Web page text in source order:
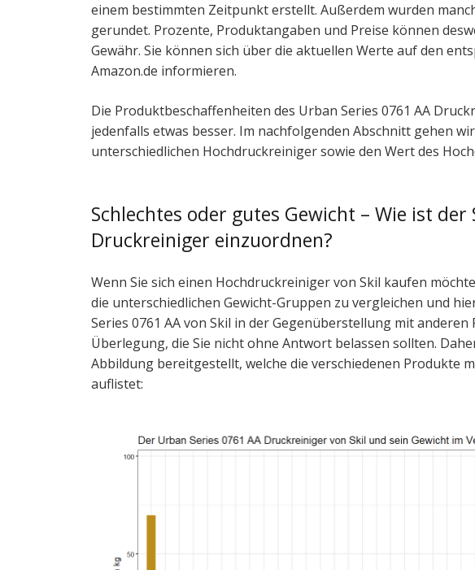
einem bestimmten Zeitpunkt erstellt. Außerdem wurden
gerundet. Prozente, Produktangaben und Preise können
Gewähr. Sie können sich über die aktuellen Werte auf den
Amazon.de informieren.
Die Produktbeschaffenheiten des Urban Series 0761 AA
jedenfalls etwas besser. Im nachfolgenden Abschnitt gehen
unterschiedlichen Hochdruckreiniger sowie den Wert des
Schlechtes oder gutes Gewicht – Wie ist der
Druckreiniger einzuordnen?
Wenn Sie sich einen Hochdruckreiniger von Skil kaufen
die unterschiedlichen Gewicht-Gruppen zu vergleichen und
Series 0761 AA von Skil in der Gegenüberstellung mit
Überlegung, die Sie nicht ohne Antwort belassen sollten.
Abbildung bereitgestellt, welche die verschiedenen Produkte
auflistet: